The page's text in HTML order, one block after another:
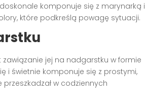
komponuje się z marynarką i
które podkreślą powagę sytuacji.
zawiązanie jej na nadgarstku w formie
i świetnie komponuje się z prostymi,
w codziennych